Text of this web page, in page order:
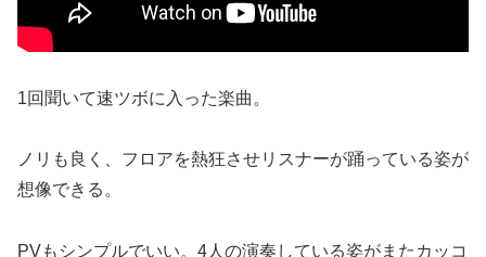
1回聞いて速ツボに入った楽曲。
ノリも良く、フロアを熱狂させリスナーが踊っている姿が
想像できる。
PVもシンプルでいい。4人の演奏している姿がまたカッコ